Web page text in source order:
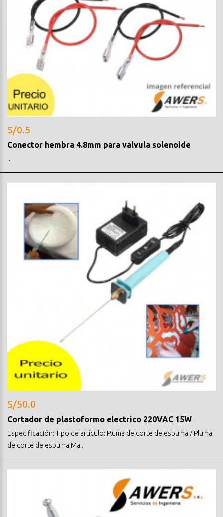
S/0.5
Conector hembra 4.8mm para valvula solenoide
..
S/50.0
Cortador de plastoformo electrico 220VAC 15W
Especificación: Tipo de artículo: Pluma de corte de espuma / Pluma
de corte de espuma Ma..